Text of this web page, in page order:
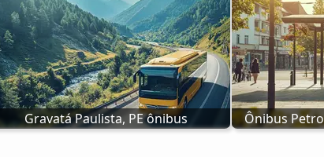
Gravatá Paulista, PE ônibus Ônibus